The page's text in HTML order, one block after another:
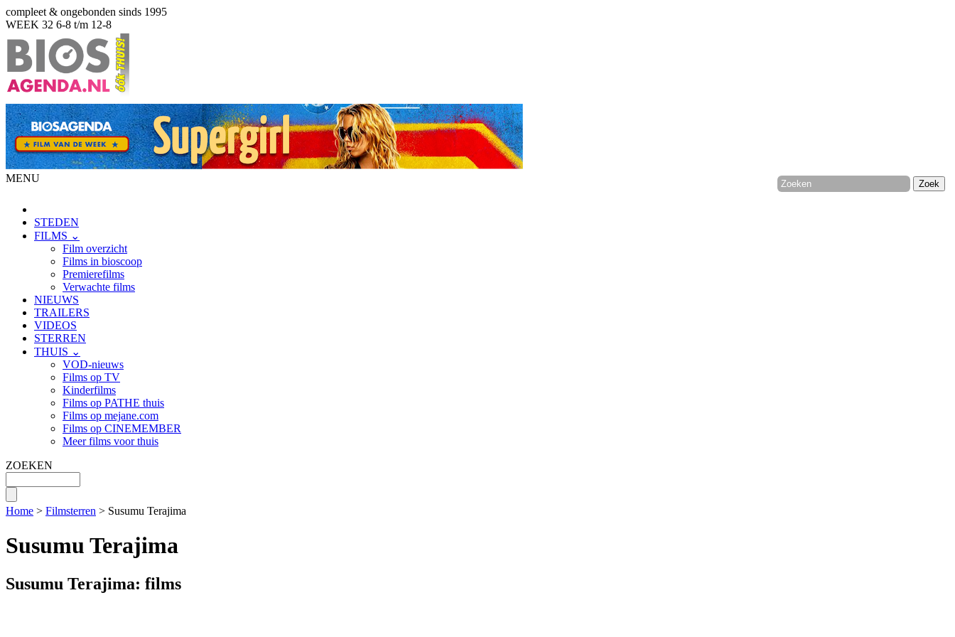
compleet & ongebonden sinds 1995
WEEK 32 6-8 t/m 12-8
MENU
STEDEN
FILMS ⌄
Film overzicht
Films in bioscoop
Premierefilms
Verwachte films
NIEUWS
TRAILERS
VIDEOS
STERREN
THUIS ⌄
VOD-nieuws
Films op TV
Kinderfilms
Films op PATHE thuis
Films op mejane.com
Films op CINEMEMBER
Meer films voor thuis
ZOEKEN
Home > Filmsterren > Susumu Terajima
Susumu Terajima
Susumu Terajima: films